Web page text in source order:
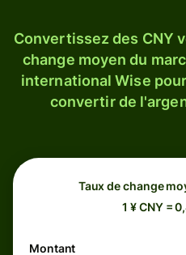
Convertissez des CNY
change moyen du
international Wise
convertir de
Taux de change
1 ¥ CNY =
Montant